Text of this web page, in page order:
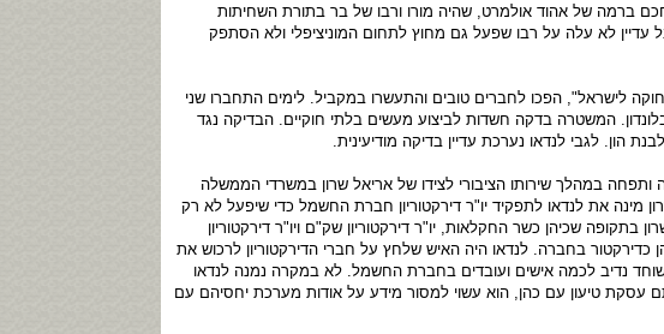
ברמה של אהוד אולמרט, שהיה מורו ורבו של בר בתורת השחיתות
עדיין לא עלה על רבו שפעל גם מחוץ לתחום המוניציפלי ולא הסתפק
לישראל", הפכו לחברים טובים והתעשרו במקביל. לימים התחברו שני
המשטרה בדקה חשדות לביצוע מעשים בלתי חוקיים. הבדיקה נגד
הון. לגבי לנדאו נערכת עדיין בדיקה מודיעינית.
במהלך שירותו הציבורי לצידו של אריאל שרון במשרדי הממשלה
מינה את לנדאו לתפקיד יו"ר דירקטוריון חברת החשמל כדי שיפעל לא רק
בתקופה שכיהן כשר החקלאות, יו"ר דירקטוריון שק"ם ויו"ר דירקטוריון
בחברה. לנדאו היה האיש שלחץ על חברי הדירקטוריון לרכוש את
נדיב לכמה אישים ועובדים בחברת החשמל. לא במקרה נמנה לנדאו
טיעון עם כהן, הוא עשוי למסור מידע על אודות מערכת יחסיהם עם